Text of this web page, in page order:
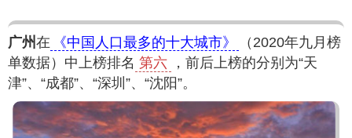
广州在 《中国人口最多的十大城市》
（2020年九月榜
单数据）中上榜排名 第六
，前后上榜的分别为“天
津”、“成都”、“深圳”、“沈阳”。